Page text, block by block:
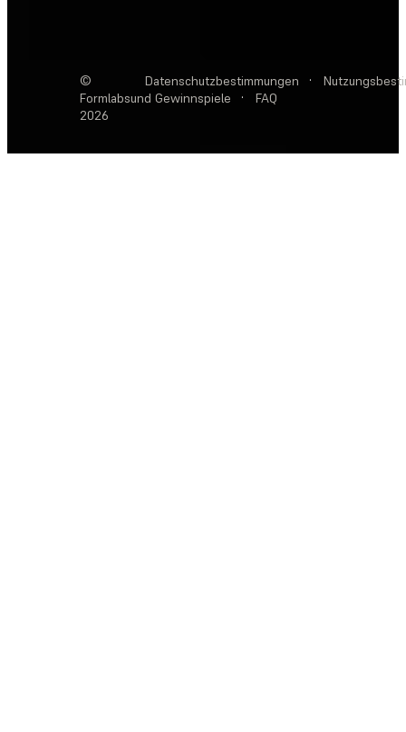
©
Formlabs
2026
Datenschutzbestimmungen ·
und Gewinnspiele
· FAQ